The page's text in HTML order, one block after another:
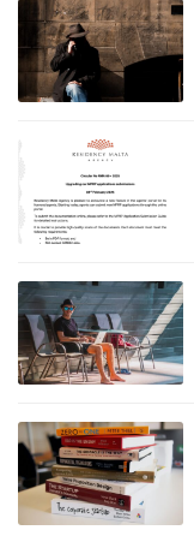
首
旅
游